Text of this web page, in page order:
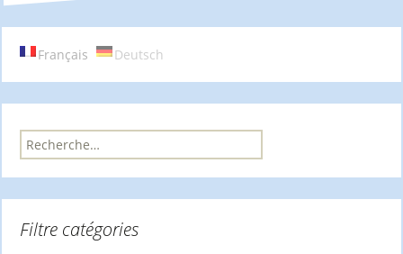
articles
Français Deutsch
R
e
r
Filtre catégories